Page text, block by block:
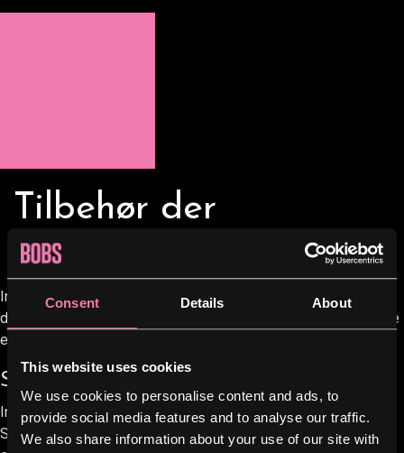
Consent Details About
This website uses cookies
We use cookies to personalise content and ads, to
provide social media features and to analyse our traffic.
We also share information about your use of our site with
Tilbehør der
komplimenterer
Ingen burger er fuldendt uden det rigtige tilbehør. Bobs tilbyder
dig et bredt udvalg af tilbehør, der kan gøre din burgeroplevelse
endnu bedre. Her er nogle af vores favoritter:
Sprøde fritter
Ingen burger er komplet uden sprøde fritter. Hos Bobs
Streetfood er vores fries lavet af friske kartofler, som altid er